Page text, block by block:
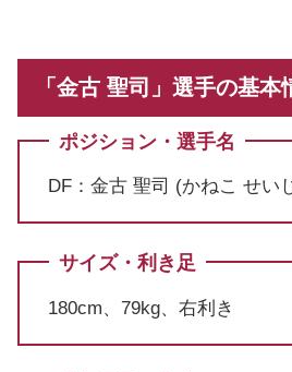
「金古 聖司」選手の基本
ポジション・選手名
DF：金古 聖司 (かねこ せい
サイズ・利き足
180cm、79kg、右利き